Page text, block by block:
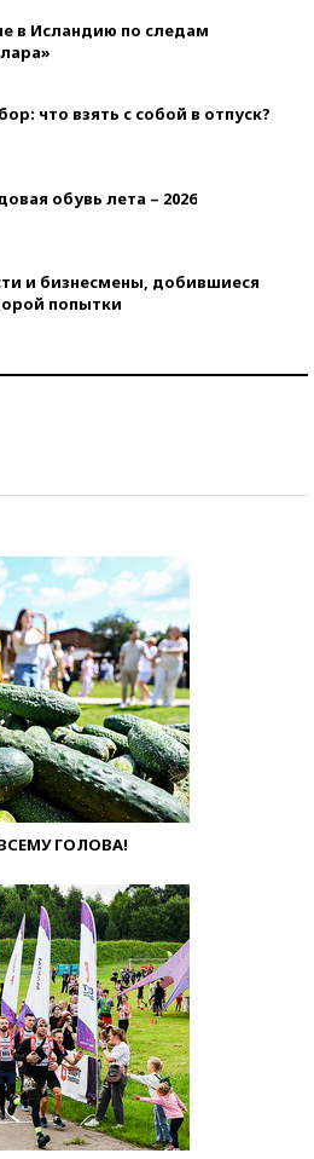
в Исландию по следам
что взять с собой в отпуск?
обувь лета – 2026
и бизнесмены, добившиеся
попытки
ГОЛОВА!